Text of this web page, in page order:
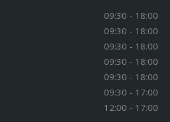
09:30 - 18:00
09:30 - 18:00
09:30 - 18:00
09:30 - 18:00
09:30 - 18:00
09:30 - 17:00
12:00 - 17:00